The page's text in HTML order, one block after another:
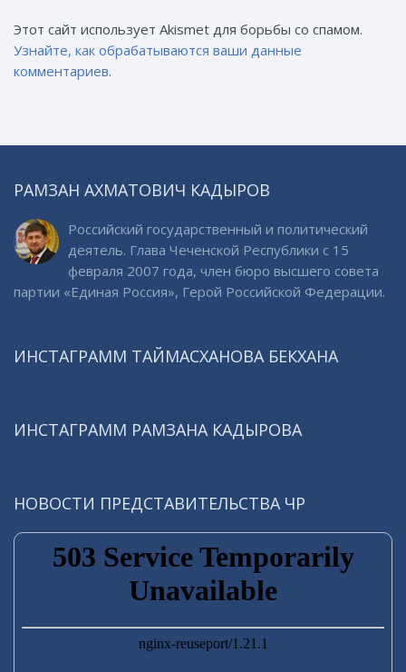
Этот сайт использует Akismet для борьбы со спамом.
Узнайте, как обрабатываются ваши данные
комментариев.
РАМЗАН АХМАТОВИЧ КАДЫРОВ
Российский государственный и политический
деятель. Глава Чеченской Республики с 15
февраля 2007 года, член бюро высшего совета
партии «Единая Россия», Герой Российской Федерации.
ИНСТАГРАММ ТАЙМАСХАНОВА БЕКХАНА
ИНСТАГРАММ РАМЗАНА КАДЫРОВА
НОВОСТИ ПРЕДСТАВИТЕЛЬСТВА ЧР